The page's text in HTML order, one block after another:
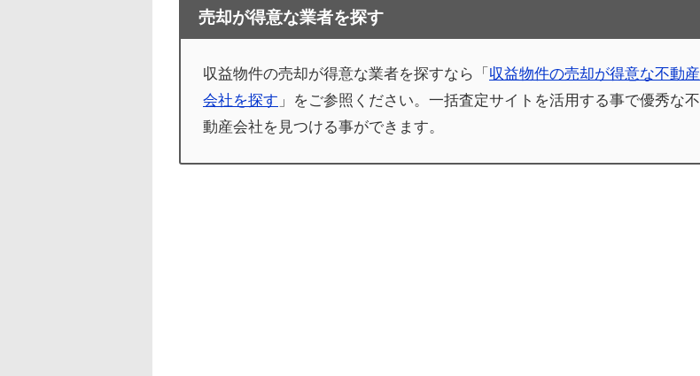
売却が得意な業者を探す
収益物件の売却が得意な業者を探すなら「 収益物件の売却が得意な不動産
会社を探す 」をご参照ください。一括査定サイトを活用する事で優秀な不
動産会社を見つける事ができます。